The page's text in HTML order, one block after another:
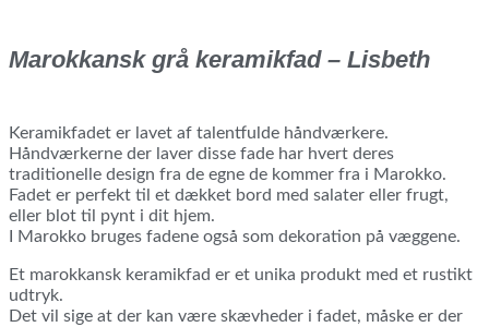
Marokkansk grå keramikfad – Lisbeth
Keramikfadet er lavet af talentfulde håndværkere.
Håndværkerne der laver disse fade har hvert deres
traditionelle design fra de egne de kommer fra i Marokko.
Fadet er perfekt til et dækket bord med salater eller frugt,
eller blot til pynt i dit hjem.
I Marokko bruges fadene også som dekoration på væggene.
Et marokkansk keramikfad er et unika produkt med et rustikt
udtryk.
Det vil sige at der kan være skævheder i fadet, måske er der